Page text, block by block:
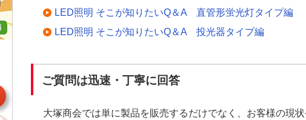
LED照明 そこが知りたいQ＆A 直管形蛍光灯タイプ編
LED照明 そこが知りたいQ＆A 投光器タイプ編
ご質問は迅速・丁寧に回答
大塚商会では単に製品を販売するだけでなく、お客様の現